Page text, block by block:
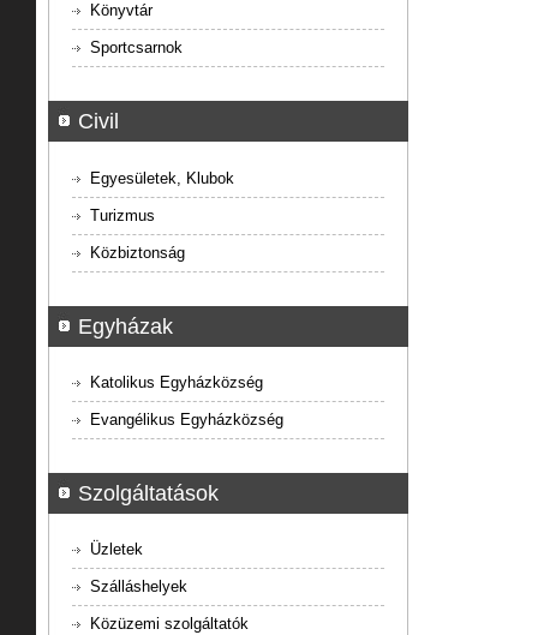
Könyvtár
Sportcsarnok
Civil
Egyesületek, Klubok
Turizmus
Közbiztonság
Egyházak
Katolikus Egyházközség
Evangélikus Egyházközség
Szolgáltatások
Üzletek
Szálláshelyek
Közüzemi szolgáltatók